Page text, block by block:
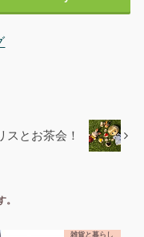
スとお茶会！
雑貨と暮らし